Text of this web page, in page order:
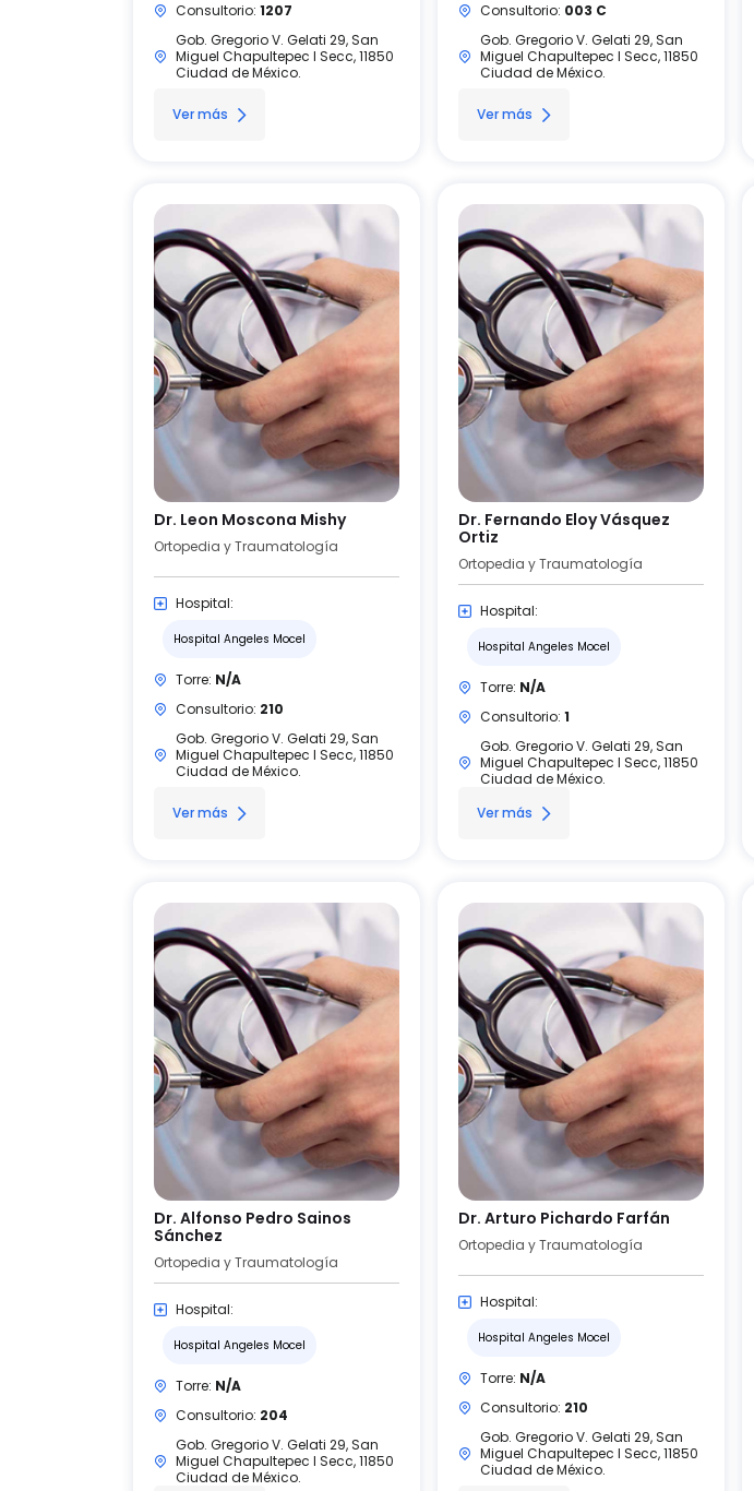
Consultorio: 1207
Gob. Gregorio V. Gelati 29, San
Miguel Chapultepec I Secc, 11850
Ciudad de México.
Ver más
Consultorio: 003 C
Gob. Gregorio V. Gelati 29, San
Miguel Chapultepec I Secc, 11850
Ciudad de México.
Ver más
Dr. Leon Moscona Mishy
Ortopedia y Traumatología
Hospital:
Hospital Angeles Mocel
Torre: N/A
Consultorio: 210
Gob. Gregorio V. Gelati 29, San
Miguel Chapultepec I Secc, 11850
Ciudad de México.
Ver más
Dr. Fernando Eloy Vásquez
Ortiz
Ortopedia y Traumatología
Hospital:
Hospital Angeles Mocel
Torre: N/A
Consultorio: 1
Gob. Gregorio V. Gelati 29, San
Miguel Chapultepec I Secc, 11850
Ciudad de México.
Ver más
Dr. Alfonso Pedro Sainos
Sánchez
Ortopedia y Traumatología
Hospital:
Hospital Angeles Mocel
Torre: N/A
Consultorio: 204
Gob. Gregorio V. Gelati 29, San
Miguel Chapultepec I Secc, 11850
Ciudad de México.
Dr. Arturo Pichardo Farfán
Ortopedia y Traumatología
Hospital:
Hospital Angeles Mocel
Torre: N/A
Consultorio: 210
Gob. Gregorio V. Gelati 29, San
Miguel Chapultepec I Secc, 11850
Ciudad de México.